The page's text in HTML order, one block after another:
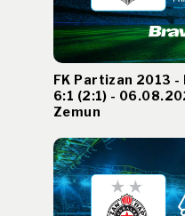
FK Partizan 2013 -
6:1 (2:1) -
Zemun